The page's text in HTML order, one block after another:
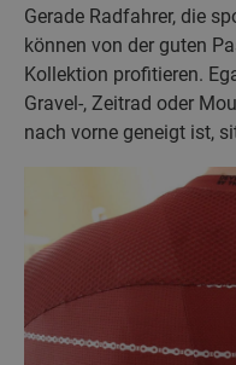
Gerade Radfahrer, die
können von der guten
Kollektion profitieren.
Gravel-, Zeitrad oder
nach vorne geneigt ist,